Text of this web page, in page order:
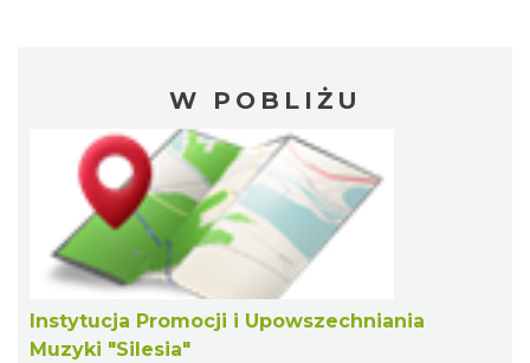
W POBLIŻU
Instytucja Promocji i Upowszechniania
Muzyki "Silesia"